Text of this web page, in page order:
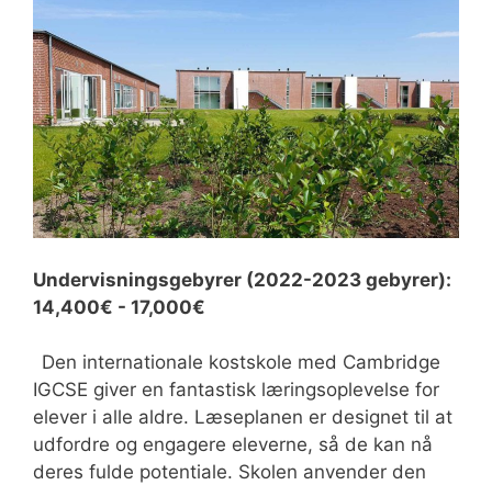
Undervisningsgebyrer (2022-2023 gebyrer):
14,400€ - 17,000€
Den internationale kostskole med Cambridge
IGCSE giver en fantastisk læringsoplevelse for
elever i alle aldre. Læseplanen er designet til at
udfordre og engagere eleverne, så de kan nå
deres fulde potentiale. Skolen anvender den